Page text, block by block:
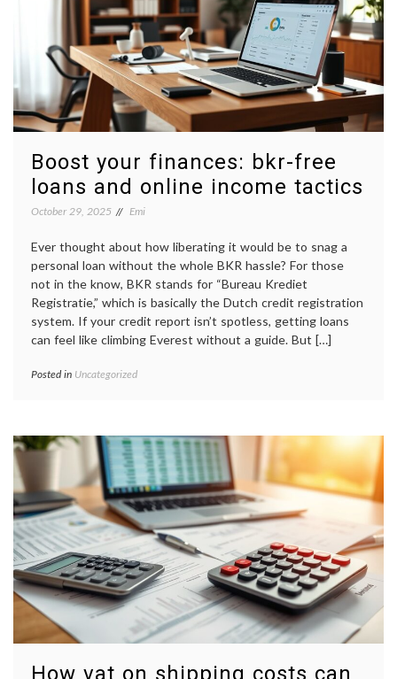
Boost your finances: bkr-free
loans and online income tactics
October 29, 2025 Emi
Ever thought about how liberating it would be to snag a
personal loan without the whole BKR hassle? For those
not in the know, BKR stands for “Bureau Krediet
Registratie,” which is basically the Dutch credit registration
system. If your credit report isn’t spotless, getting loans
can feel like climbing Everest without a guide. But […]
Posted in Uncategorized